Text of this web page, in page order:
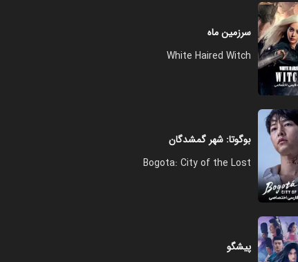
سرزمین ماه
White Haired Witch
بوگوتا: شهر گمشدگان
Bogota: City of the Lost
پیشگو